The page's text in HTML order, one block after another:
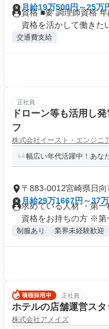
月給19万500円～25万
資格 ■要 調理師資格
資格を活かして働きた
交通費支給
正社員
ドローン等も活用し
フ
株式会社イースト・エンジニ
幅広い年代活躍中！あな
〒883-0012宮崎県日
月給29万1667円～37
求めている人材 ・第
資格をお持ちの方 ※第
制服あり 業界未経験歓迎
正社員
ホテルの店舗運営スタ
株式会社アメイズ